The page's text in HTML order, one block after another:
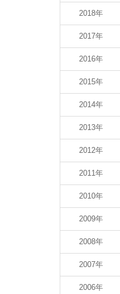
2018年
2017年
2016年
2015年
2014年
2013年
2012年
2011年
2010年
2009年
2008年
2007年
2006年